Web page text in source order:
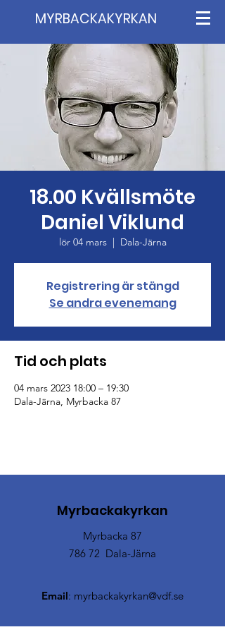
MYRBACKAKYRKAN
18.00 Kvällsmöte
Daniel Viklund
lör 04 mars
  |
Dala-Järna
Registrering är stängd
Se andra evenemang
Tid och plats
04 mars 2023 18:00 – 19:30
Dala-Järna, Myrbacka 87
Myrbackakyrkan
Myrbacka 87
786 72 Dala-Järna
Email: myrbackakyrkan@vdf.se